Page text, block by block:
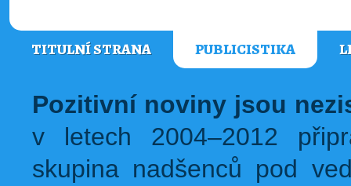
TITULNÍ STRANA PUBLICISTIKA
Pozitivní noviny jsou
v letech 2004–2012
skupina nadšenců pod